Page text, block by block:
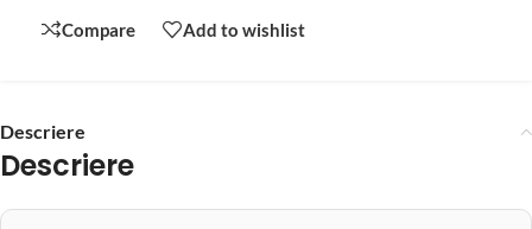
Compare Add to wishlist
Descriere
Descriere